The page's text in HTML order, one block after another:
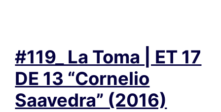
DE
21
(2016)
#119_ La Toma | ET 17
DE 13 “Cornelio
Saavedra” (2016)